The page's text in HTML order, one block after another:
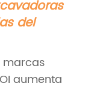
del
marcas
aumenta